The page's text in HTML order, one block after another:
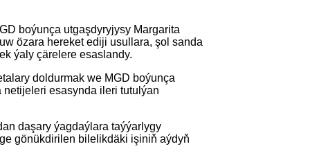
boýunça utgaşdyryjysy Margarita
özara hereket ediji usullara, şol sanda
ýaly çärelere esaslandy.
doldurmak we MGD boýunça
esasynda ileri tutulýan
daşary ýagdaýlara taýýarlygy
gönükdirilen bilelikdäki işiniň aýdyň